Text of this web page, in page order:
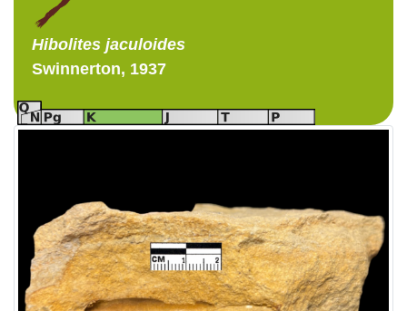
Hibolites jaculoides
Swinnerton, 1937